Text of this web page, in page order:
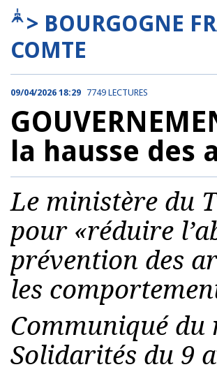
> BOURGOGNE
COMTE
09/04/2026 18:29 7749 LECTURES
la hausse
Le ministère du
pour «réduire
prévention des
les
Communiqué
Solidarités du 9